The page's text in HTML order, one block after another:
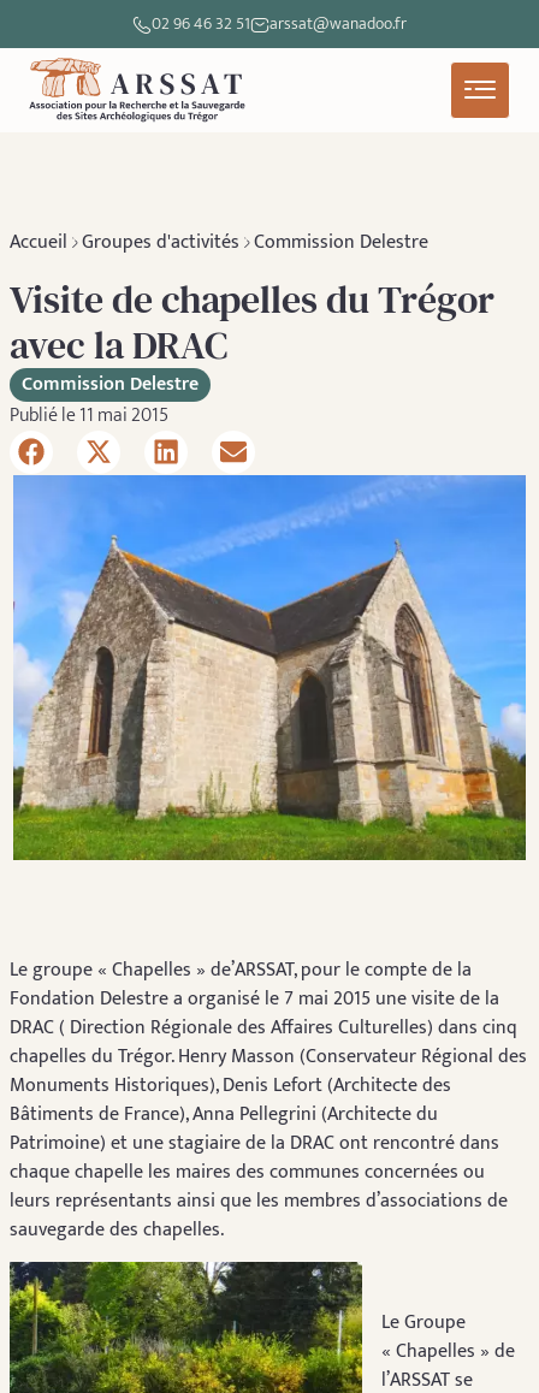
02 96 46 32 51 arssat@wanadoo.fr
Accueil Groupes d'activités Commission Delestre
Visite de chapelles du Trégor
avec la DRAC
Commission Delestre
Publié le 11 mai 2015
Le groupe « Chapelles » de’ARSSAT, pour le compte de la
Fondation Delestre a organisé le 7 mai 2015 une visite de la
DRAC ( Direction Régionale des Affaires Culturelles) dans cinq
chapelles du Trégor. Henry Masson (Conservateur Régional des
Monuments Historiques), Denis Lefort (Architecte des
Bâtiments de France), Anna Pellegrini (Architecte du
Patrimoine) et une stagiaire de la DRAC ont rencontré dans
chaque chapelle les maires des communes concernées ou
leurs représentants ainsi que les membres d’associations de
sauvegarde des chapelles.
Le Groupe
« Chapelles » de
l’ARSSAT se